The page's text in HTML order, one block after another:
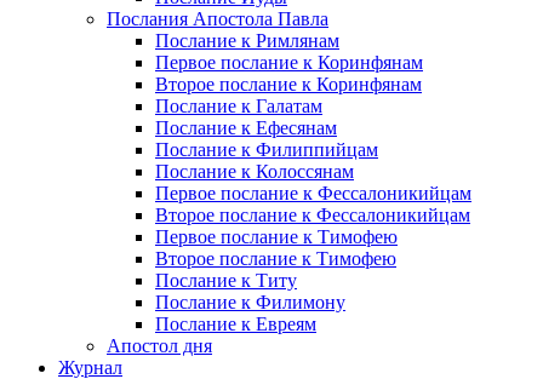
Послания Апостола Павла
Послание к Римлянам
Первое послание к Коринфянам
Второе послание к Коринфянам
Послание к Галатам
Послание к Ефесянам
Послание к Филиппийцам
Послание к Колоссянам
Первое послание к Фессалоникийцам
Второе послание к Фессалоникийцам
Первое послание к Тимофею
Второе послание к Тимофею
Послание к Титу
Послание к Филимону
Послание к Евреям
Апостол дня
Журнал